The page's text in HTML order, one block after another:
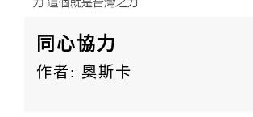
同心協力
作者: 奧斯卡